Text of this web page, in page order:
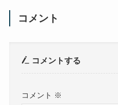
コメント
コメントする
コメント ※